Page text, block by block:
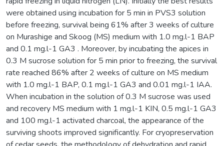
were obtained using incubation for 5 min in PVS3 solution
before freezing, survival being 61% after 3 weeks of culture
on Murashige and Skoog (MS) medium with 1.0 mg.l-1 BAP
and 0.1 mg.l-1 GA3 . Moreover, by incubating the apices in
0.3 M sucrose solution for 5 min prior to freezing, the survival
rate reached 86% after 2 weeks of culture on MS medium
with 1.0 mg.l-1 BAP, 0.1 mg.l-1 GA3 and 0.01 mg.l-1 IAA.
When incubation in the solution of 0.3 M sucrose was used
and recovery MS medium with 1 mg.l-1 KIN, 0.5 mg.l-1 GA3
and 100 mg.l-1 activated charcoal, the appearance of the
surviving shoots improved significantly. For cryopreservation